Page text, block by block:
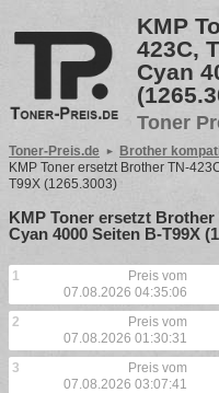
KMP
423C,
Cyan
Toner
Toner-Preis.de
Brother
KMP Toner ersetzt Brother TN-
T99X (1265.3003)
KMP Toner ersetzt Brother
Cyan 4000 Seiten B-T99X
1
Preis vom
07.08.2026 04:35:06
2
Preis vom
07.08.2026 01:30:31
3
Preis vom
07.08.2026 03:07:41